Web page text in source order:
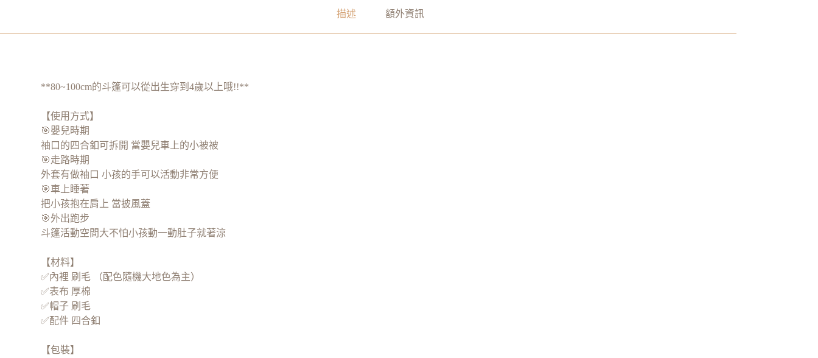
描述 額外資訊
**80~100cm的斗篷可以從出生穿到4歲以上哦!!**
【使用方式】
🎯嬰兒時期
袖口的四合釦可拆開 當嬰兒車上的小被被
🎯走路時期
外套有做袖口 小孩的手可以活動非常方便
🎯車上睡著
把小孩抱在肩上 當披風蓋
🎯外出跑步
斗篷活動空間大不怕小孩動一動肚子就著涼
【材料】
✅內裡 刷毛 （配色隨機大地色為主）
✅表布 厚棉
✅帽子 刷毛
✅配件 四合釦
【包裝】